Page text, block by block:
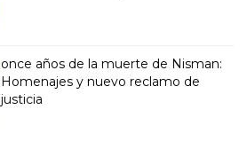
once años de la muerte de Nisman:
Homenajes y nuevo reclamo de
justicia